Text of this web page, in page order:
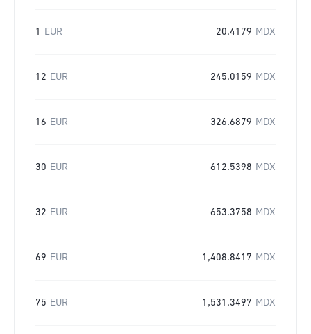
1 EUR 20.4179 MDX
12 EUR 245.0159 MDX
16 EUR 326.6879 MDX
30 EUR 612.5398 MDX
32 EUR 653.3758 MDX
69 EUR 1,408.8417 MDX
75 EUR 1,531.3497 MDX